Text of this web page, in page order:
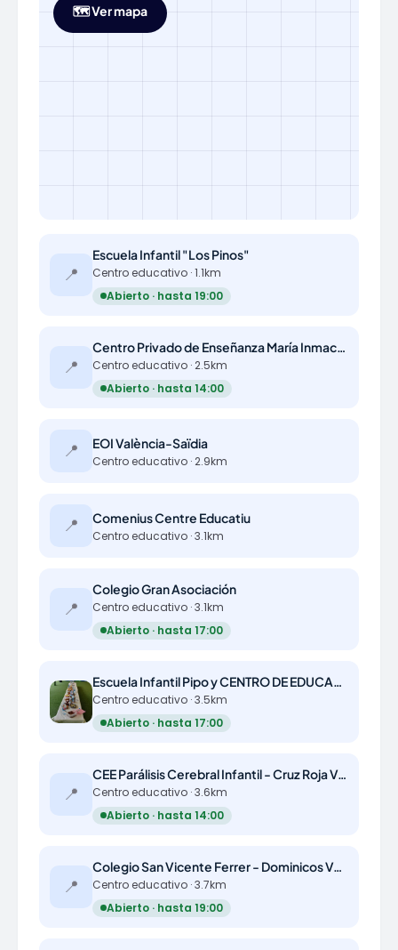
🗺️ Ver mapa
📍
Escuela Infantil "Los Pinos"
Centro educativo · 1.1km
Abierto · hasta 19:00
📍
Centro Privado de Enseñanza María Inmaculada Teatinas
Centro educativo · 2.5km
Abierto · hasta 14:00
📍 EOI València-Saïdia
Centro educativo · 2.9km
📍 Comenius Centre Educatiu
Centro educativo · 3.1km
📍
Colegio Gran Asociación
Centro educativo · 3.1km
Abierto · hasta 17:00
Escuela Infantil Pipo y CENTRO DE EDUCACION INFANTIL Pipo 2
Centro educativo · 3.5km
Abierto · hasta 17:00
📍
CEE Parálisis Cerebral Infantil - Cruz Roja Valencia
Centro educativo · 3.6km
Abierto · hasta 14:00
📍
Colegio San Vicente Ferrer - Dominicos Valencia
Centro educativo · 3.7km
Abierto · hasta 19:00